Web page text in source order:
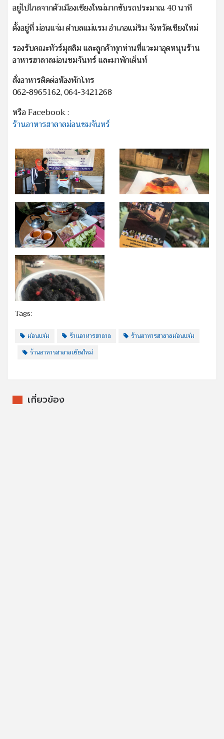
อยู่ไปไกลจากตัวเมืองเชียงใหม่มากขับรถประมาณ 40 นาที
ตั้งอยู่ที่ ม่อนแจ่ม ตำบลแม่แรม อำเภอแม่ริม จังหวัดเชียงใหม่
รองรับคณะทัวร์มุสลิม และลูกค้าทุกท่านที่แวะมาอุดหนุนร้าน
อาหารฮาลาลม่อนชมจันทร์ และมาพักเต็นท์
สั่งอาหารติดต่อห้องพักโทร
062-8965162, 064-3421268
หรือ Facebook :
ร้านอาหารฮาลาลม่อนชมจันทร์
Tags:
ม่อนแจ่ม ร้านอาหารฮาลาล
ร้านอาหารฮาลาลม่อนแจ่ม
ร้านอาหารฮาลาลเชียงใหม่
เกี่ยวข้อง